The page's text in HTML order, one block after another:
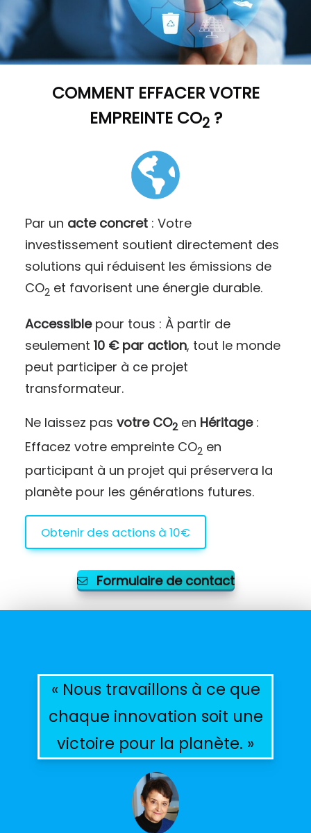
COMMENT EFFACER VOTRE
EMPREINTE CO2?
Par un acte concret: Votre
investissement soutient directement des
solutions qui réduisent les émissions de
CO2 et favorisent une énergie durable.
Accessiblepour tous : À partir de
seulement 10 € par action, tout le monde
peut participer à ce projet
transformateur.
Ne laissez pas votre CO2en Héritage:
Effacez votre empreinte CO2 en
participant à un projet qui préservera la
planète pour les générations futures.
Obtenir des actions à 10€
Formulaire de contact
« Nous travaillons à ce que
chaque innovation soit une
victoire pour la planète. »